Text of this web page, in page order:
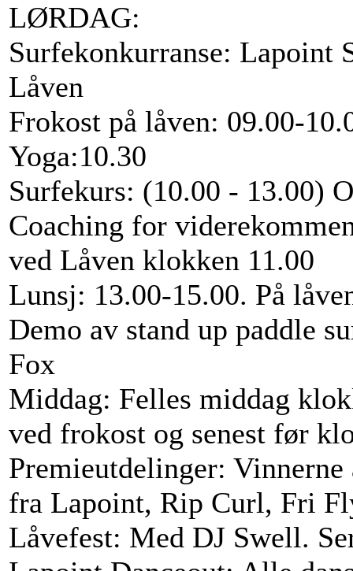
LØRDAG:
Surfekonkurranse: Lapoint
Låven
Frokost på låven: 09.00-
Yoga:10.30
Surfekurs: (10.00 - 13.00)
Coaching for
ved Låven klokken 11.00
Lunsj: 13.00-15.00. På
Demo av stand up paddle
Fox
Middag: Felles middag
ved frokost og senest før
Premieutdelinger:
fra Lapoint, Rip Curl, Fri
Låvefest: Med DJ Swell.